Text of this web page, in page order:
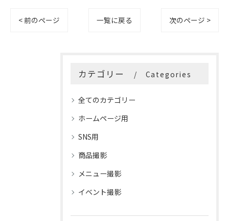
< 前のページ 一覧に戻る 次のページ >
カテゴリー Categories
全てのカテゴリー
ホームページ用
SNS用
商品撮影
メニュー撮影
イベント撮影